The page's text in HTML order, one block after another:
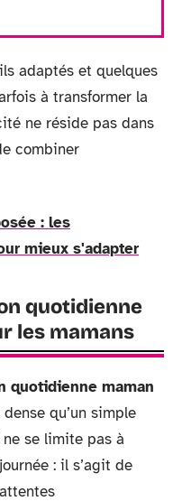
adaptés et quelques
à transformer la
ne réside pas dans
combiner
: les
mieux s'adapter
quotidienne
les mamans
quotidienne maman
qu’un simple
se limite pas à
: il s’agit de